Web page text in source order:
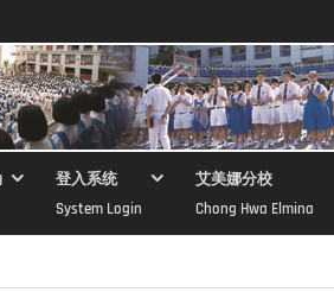
登入系统
System Login
艾美娜分校
Chong Hwa Elmina